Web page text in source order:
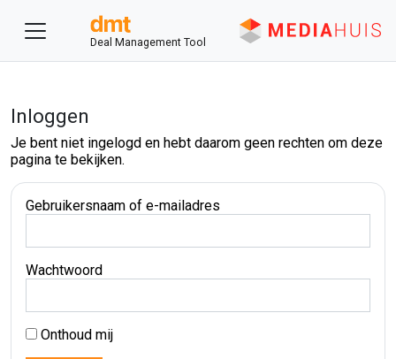
Deal Management Tool
Inloggen
Je bent niet ingelogd en hebt daarom geen rechten om deze
pagina te bekijken.
Gebruikersnaam of e-mailadres
Wachtwoord
Onthoud mij